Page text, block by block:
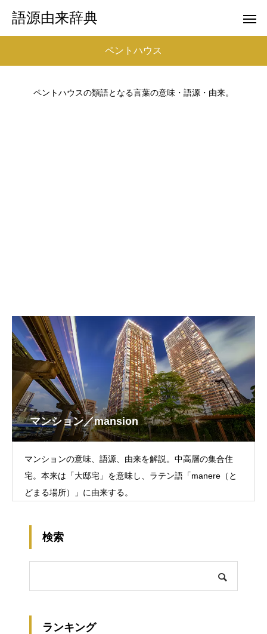
語源由来辞典
ペントハウス
ペントハウスの類語となる言葉の意味・語源・由来。
マンション／mansion
マンションの意味、語源、由来を解説。中高層の集合住
宅。本来は「大邸宅」を意味し、ラテン語「manere（と
どまる場所）」に由来する。
検索
ランキング